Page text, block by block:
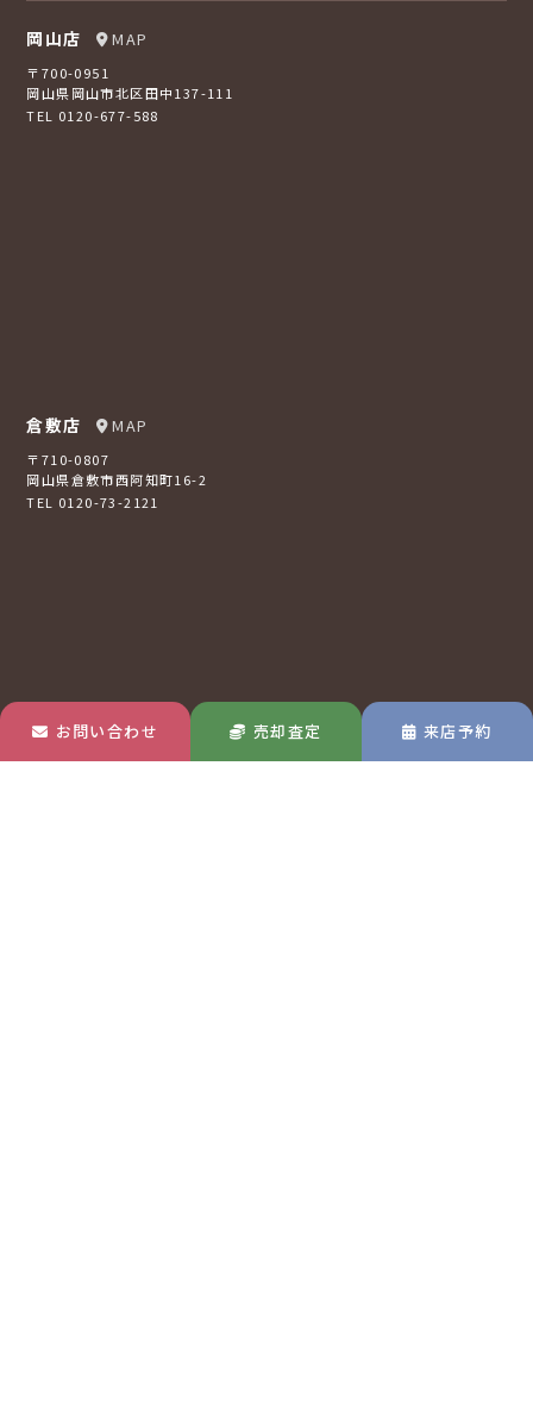
お問い合わせ 売却査定 来店予約
岡山店 MAP
〒700-0951
岡山県岡山市北区田中137-111
TEL 0120-677-588
倉敷店 MAP
〒710-0807
岡山県倉敷市西阿知町16-2
TEL 0120-73-2121